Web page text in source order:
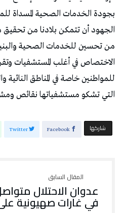
بجودة الخدمات الصحية المسداة
الجهود أن تتمكن بلادنا من
من تحسين للخدمات الصحية
الاختصاص في أغلب المستشفيات
للمواطنين خاصة في المناطق النائية
التي تشكو مستشفياتها نقائص
‫‫ شاركها‬ Facebook
Twitter
عدوان الاحتلال
في غارات صهيونية